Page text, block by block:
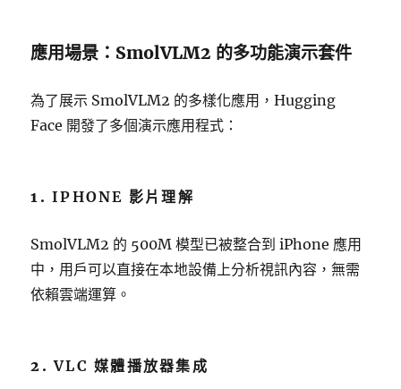
應用場景：SmolVLM2 的多功能演示套件
為了展示 SmolVLM2 的多樣化應用，Hugging
Face 開發了多個演示應用程式：
1.IPHONE 影片理解
SmolVLM2 的 500M 模型已被整合到 iPhone 應用
中，用戶可以直接在本地設備上分析視訊內容，無需
依賴雲端運算。
2.VLC 媒體播放器集成